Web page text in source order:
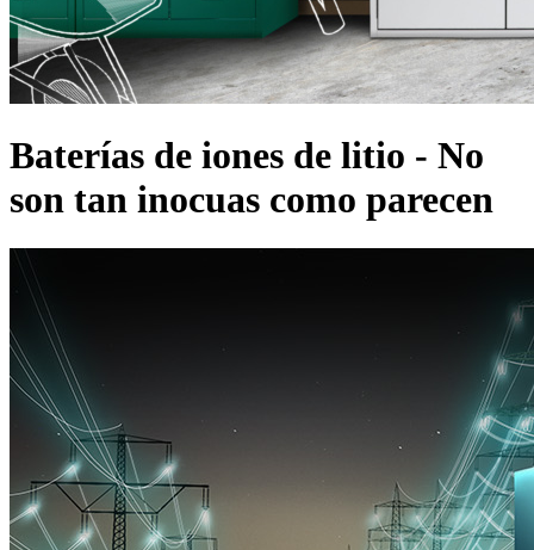
Baterías de iones de litio - No
son tan inocuas como parecen